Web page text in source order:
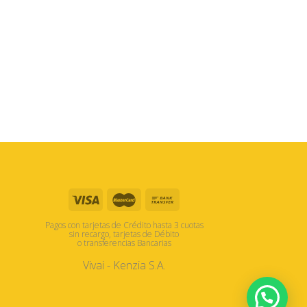
Pagos con tarjetas de Crédito hasta 3 cuotas
sin recargo, tarjetas de Débito
o transferencias Bancarias
Vivai - Kenzia S.A.